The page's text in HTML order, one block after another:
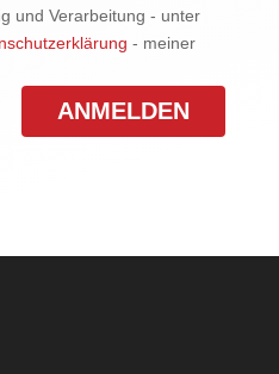
und Verarbeitung - unter
- meiner